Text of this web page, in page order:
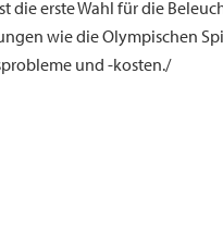
die erste Wahl für die
wie die Olympischen
und -kosten./